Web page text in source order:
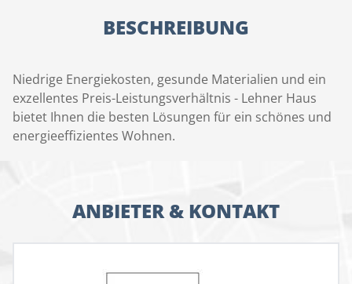
BESCHREIBUNG
Niedrige Energiekosten, gesunde Materialien und ein
exzellentes Preis-Leistungsverhältnis - Lehner Haus
bietet Ihnen die besten Lösungen für ein schönes und
energieeffizientes Wohnen.
ANBIETER & KONTAKT